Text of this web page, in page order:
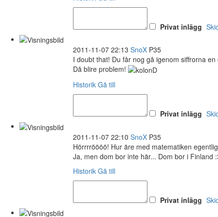
Privat inlägg
2011-11-07 22:13 SnoX P35
I doubt that! Du får nog gå igenom siffrorna en
Då blire problem!
Historik Gå till
Privat inlägg
2011-11-07 22:10 SnoX P35
Hörrrröööö! Hur äre med matematiken
Ja, men dom bor inte här... Dom bor i Finland
Historik Gå till
Privat inlägg